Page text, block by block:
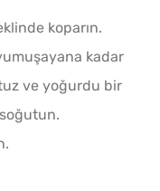
koparın.
kadar
tuz ve yoğurdu bir